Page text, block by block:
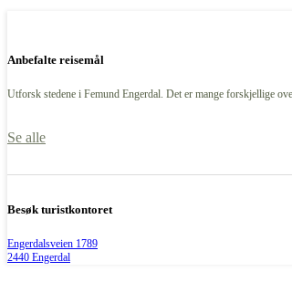
Anbefalte reisemål
Utforsk stedene i Femund Engerdal. Det er mange forskjellige
Se alle
Besøk turistkontoret
Engerdalsveien 1789
2440 Engerdal